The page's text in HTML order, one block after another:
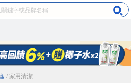
/ 家用清潔